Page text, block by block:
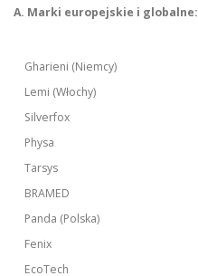
A. Marki europejskie i globalne:
Gharieni (Niemcy)
Lemi (Włochy)
Silverfox
Physa
Tarsys
BRAMED
Panda (Polska)
Fenix
EcoTech